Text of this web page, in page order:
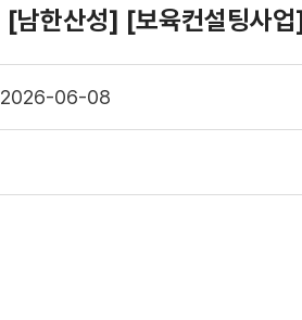
[남한산성] [보육컨설팅사
2026-06-08